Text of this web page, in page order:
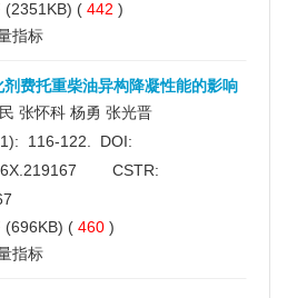
(2351KB) ( 442 )
指标
费托重柴油异构降凝性能的影响
张怀科 杨勇 张光晋
116-122. DOI:
CSTR:
(696KB) ( 460 )
指标